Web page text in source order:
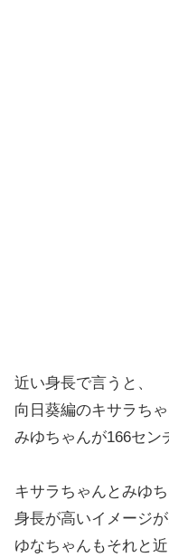
近い身長で言うと、
向日葵編のキサラちゃ
みゆちゃんが166セン
キサラちゃんとみゆ
身長が高いイメージが
ゆなちゃんもそれと